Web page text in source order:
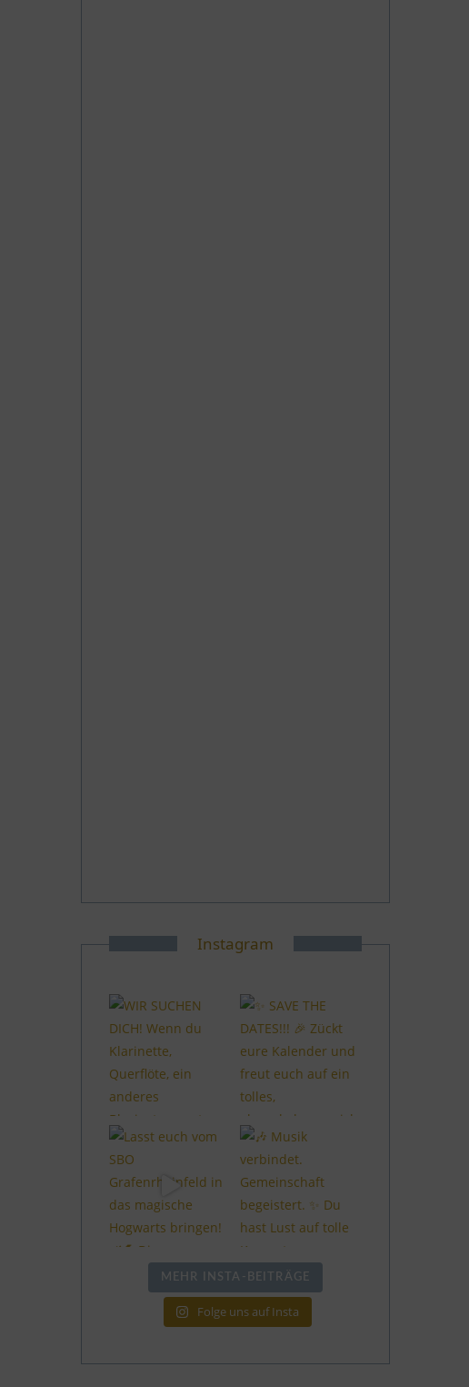
Instagram
MEHR INSTA-BEITRÄGE
Folge uns auf Insta